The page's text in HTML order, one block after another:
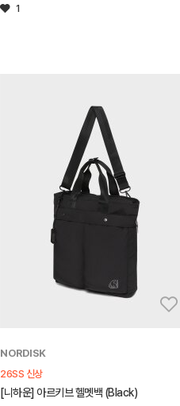
1
NORDISK
26SS 신상
[니하운] 아르키브 헬멧백 (Black)